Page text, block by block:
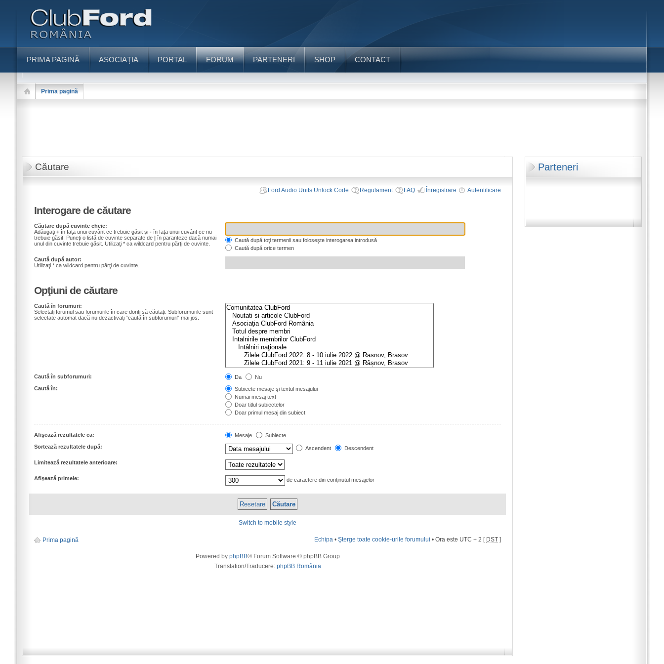
PRIMA PAGINĂ ASOCIAŢIA PORTAL FORUM PARTENERI SHOP CONTACT
Prima pagină
Parteneri
Căutare
Ford Audio Units Unlock Code Regulament FAQ Înregistrare Autentificare
Interogare de căutare
Căutare după cuvinte cheie:
Adăugaţi +în faţa unui cuvânt ce trebuie găsit şi -în faţa unui cuvânt ce nu
trebuie găsit. Puneţi o listă de cuvinte separate de |în paranteze dacă numai
unul din cuvinte trebuie găsit. Utilizaţi * ca wildcard pentru părţi de cuvinte.
Caută după toţi termenii sau foloseşte interogarea introdusă
Caută după orice termen
Caută după autor:
Utilizaţi * ca wildcard pentru părţi de cuvinte.
Opţiuni de căutare
Caută în forumuri:
Selectaţi forumul sau forumurile în care doriţi să căutaţi. Subforumurile sunt
selectate automat dacă nu dezactivaţi “caută în subforumuri“ mai jos.
Caută în subforumuri: Da
Nu
Caută în:
Subiecte mesaje şi textul mesajului
Numai mesaj text
Doar titlul subiectelor
Doar primul mesaj din subiect
Afişează rezultatele ca: Mesaje
Subiecte
Sortează rezultatele după:
Ascendent Descendent
Limitează rezultatele anterioare:
Afişează primele: de caractere din conţinutul mesajelor
Switch to mobile style
Prima pagină Echipa •Şterge toate cookie-urile forumului • Ora este UTC + 2 [ DST ]
Powered by phpBB® Forum Software © phpBB Group
Translation/Traducere: phpBB România